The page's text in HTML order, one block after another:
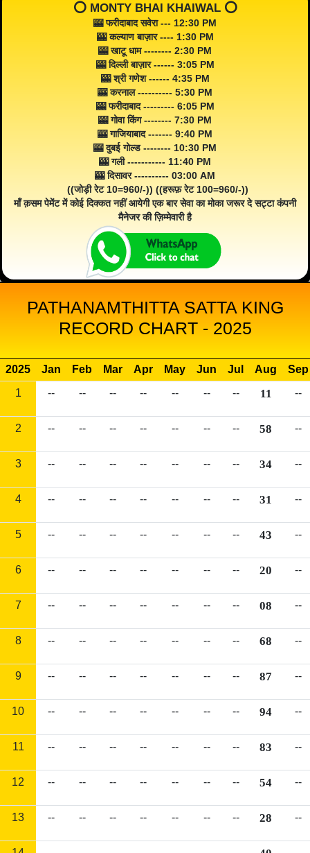
⭕️ MONTY BHAI KHAIWAL ⭕️
🎰 फरीदाबाद सवेरा --- 12:30 PM
🎰 कल्याण बाज़ार ---- 1:30 PM
🎰 खाटू धाम -------- 2:30 PM
🎰 दिल्ली बाज़ार ------ 3:05 PM
🎰 श्री गणेश ------ 4:35 PM
🎰 करनाल ---------- 5:30 PM
🎰 फरीदाबाद --------- 6:05 PM
🎰 गोवा किंग -------- 7:30 PM
🎰 गाजियाबाद ------- 9:40 PM
🎰 दुबई गोल्ड -------- 10:30 PM
🎰 गली ----------- 11:40 PM
🎰 दिसावर ---------- 03:00 AM
((जोड़ी रेट 10=960/-)) ((हरूफ़ रेट 100=960/-))
माँ क़सम पेमेंट में कोई दिक्कत नहीं आयेगी एक बार सेवा का मोका जरूर दे सट्टा कंपनी
मैनेजर की ज़िम्मेवारी है
PATHANAMTHITTA SATTA KING
RECORD CHART - 2025
2025 Jan Feb Mar Apr May Jun Jul Aug
Sep
1
-- -- -- -- -- -- -- 11 --
2 -- -- -- -- -- -- -- 58 --
3 -- -- -- -- -- -- -- 34 --
4 -- -- -- -- -- -- -- 31 --
5 -- -- -- -- -- -- -- 43 --
6 -- -- -- -- -- -- -- 20 --
7 -- -- -- -- -- -- -- 08 --
8 -- -- -- -- -- -- -- 68 --
9 -- -- -- -- -- -- -- 87 --
10 -- -- -- -- -- -- -- 94 --
11 -- -- -- -- -- -- -- 83 --
12 -- -- -- -- -- -- -- 54 --
13 -- -- -- -- -- -- -- 28 --